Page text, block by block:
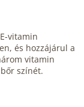
vitamin
és hozzájárul a
vitamin
színét.